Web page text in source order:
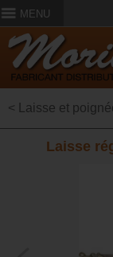
MENU
< Laisse et
Laisse